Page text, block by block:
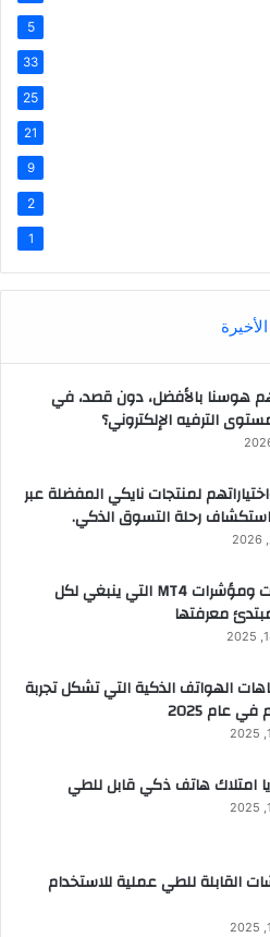
5
33
25
21
9
2
1
الأخيرة
هوسنا بالأفضل، دون قصد، في
الترفيه الإلكتروني؟
لمنتجات نايكي المفضلة عبر
استكشاف رحلة التسوق الذكي.
أهم أدوات ومؤشرات MT4 التي ينبغي لكل
معرفتها
الهواتف الذكية التي تشكل تجربة
عام 2025
امتلاك هاتف ذكي قابل للطي
القابلة للطي عملية للاستخدام